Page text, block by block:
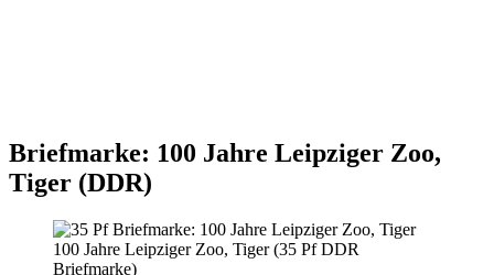
Briefmarke: 100 Jahre Leipziger Zoo,
Tiger (DDR)
100 Jahre Leipziger Zoo, Tiger (35 Pf DDR
Briefmarke)